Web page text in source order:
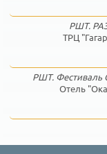
РШТ.
ТРЦ
РШТ. Фестиваль
Отель